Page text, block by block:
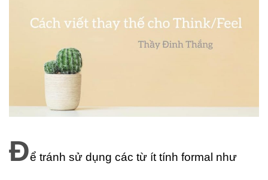
Để tránh sử dụng các từ ít tính formal như